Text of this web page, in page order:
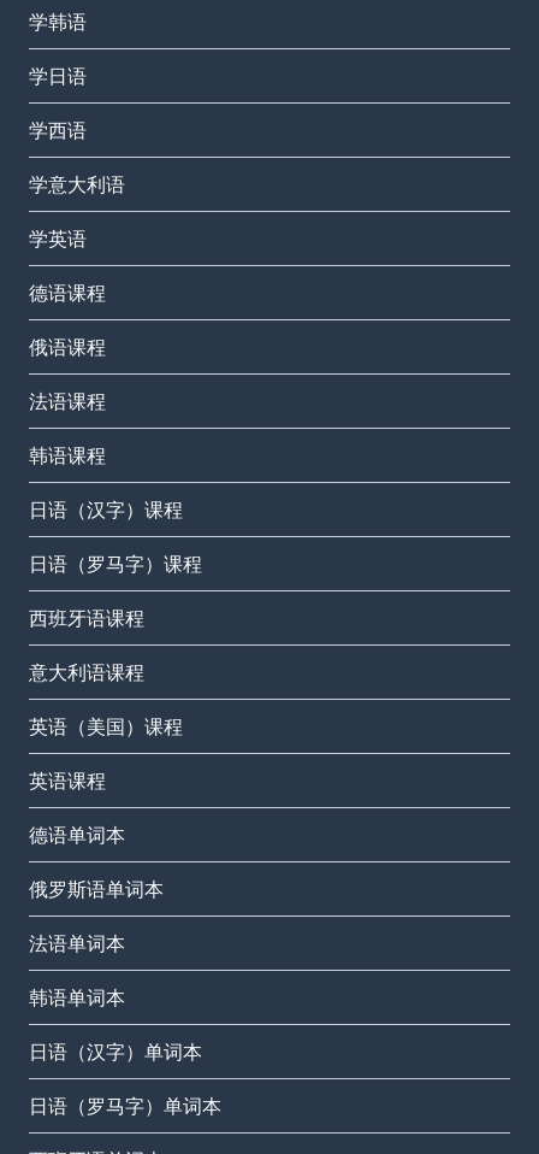
学韩语
学日语
学西语
学意大利语
学英语
德语课程
俄语课程
法语课程
韩语课程
日语（汉字）课程
日语（罗马字）课程
西班牙语课程
意大利语课程
英语（美国）课程
英语课程
德语单词本
俄罗斯语单词本
法语单词本
韩语单词本
日语（汉字）单词本
日语（罗马字）单词本